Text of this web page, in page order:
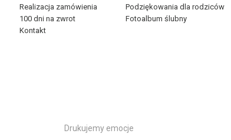
Realizacja zamówienia
100 dni na zwrot
Kontakt
Podziękowania dla rodziców
Fotoalbum ślubny
Drukujemy emocje